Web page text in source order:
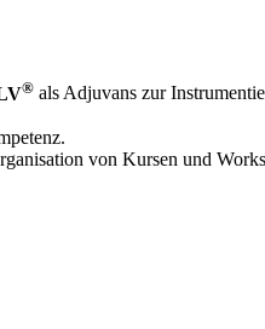
® als Adjuvans zur
von Kursen und